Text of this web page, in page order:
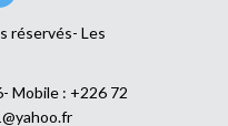
réservés- Les
Mobile : +226 72